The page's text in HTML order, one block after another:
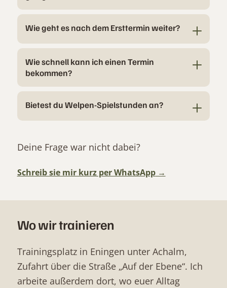
Wie geht es nach dem Ersttermin weiter?
Wie schnell kann ich einen Termin
bekommen?
Bietest du Welpen-Spielstunden an?
Deine Frage war nicht dabei?
Schreib sie mir kurz per WhatsApp
Wo wir trainieren
Trainingsplatz in Eningen unter Achalm,
Zufahrt über die Straße „Auf der Ebene“. Ich
arbeite außerdem dort, wo euer Alltag